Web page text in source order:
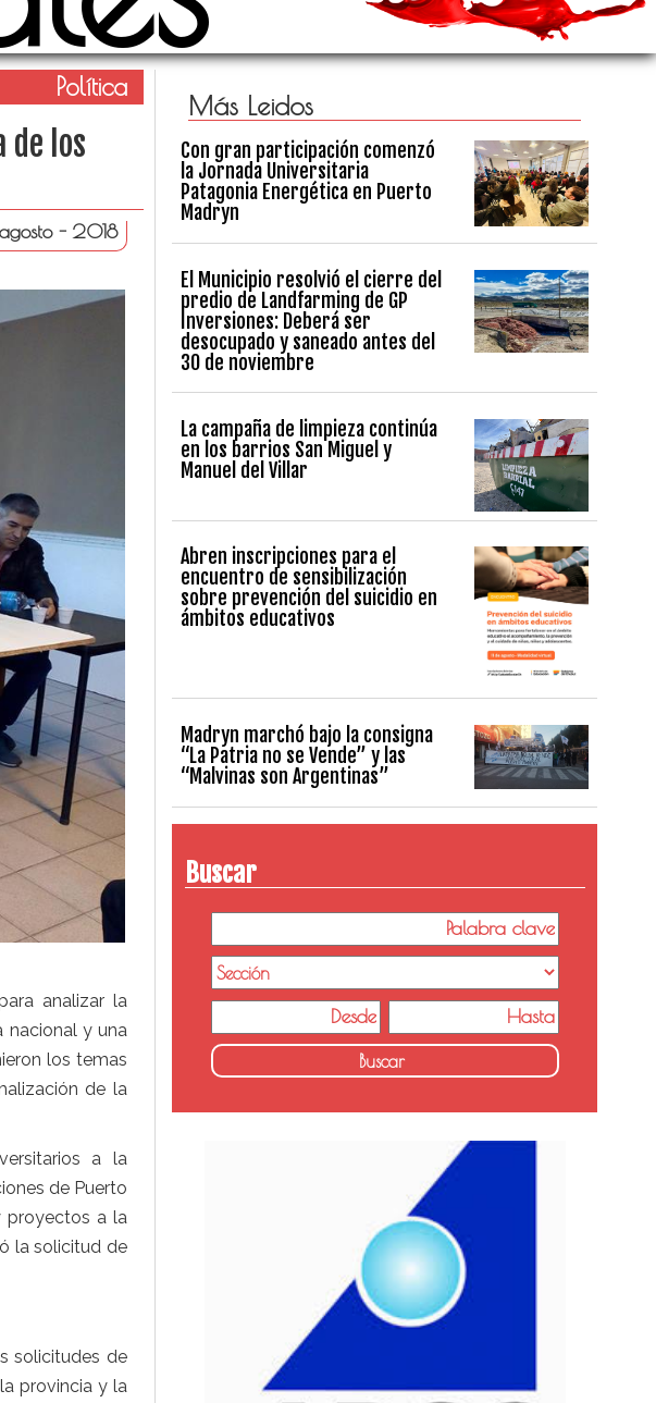
Política
de los
- 2018
analizar la
nacional y una
los temas
de la
a la
de Puerto
proyectos a la
la solicitud de
solicitudes de
provincia y la
Más Leidos
Con gran participación comenzó
la Jornada Universitaria
Patagonia Energética en Puerto
Madryn
El Municipio resolvió el cierre del
predio de Landfarming de GP
Inversiones: Deberá ser
desocupado y saneado antes del
30 de noviembre
La campaña de limpieza continúa
en los barrios San Miguel y
Manuel del Villar
Abren inscripciones para el
encuentro de sensibilización
sobre prevención del suicidio en
ámbitos educativos
Madryn marchó bajo la consigna
“La Patria no se Vende” y las
“Malvinas son Argentinas”
Buscar